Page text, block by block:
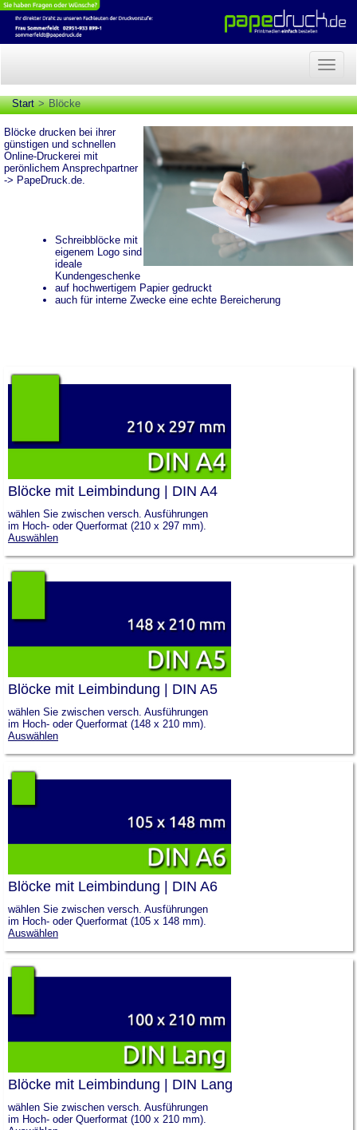
Start Blöcke
Blöcke drucken bei ihrer
günstigen und schnellen
Online-Druckerei mit
perönlichem Ansprechpartner
-> PapeDruck.de
Schreibblöcke mit
eigenem Logo sind
ideale
Kundengeschenke
auf hochwertigem Papier gedruckt
auch für interne Zwecke eine echte Bereicherung
Blöcke mit Leimbindung | DIN A4
wählen Sie zwischen versch. Ausführungen
im Hoch- oder Querformat (210 x 297 mm).
Auswählen
Blöcke mit Leimbindung | DIN A5
wählen Sie zwischen versch. Ausführungen
im Hoch- oder Querformat (148 x 210 mm).
Auswählen
Blöcke mit Leimbindung | DIN A6
wählen Sie zwischen versch. Ausführungen
im Hoch- oder Querformat (105 x 148 mm).
Auswählen
Blöcke mit Leimbindung | DIN Lang
wählen Sie zwischen versch. Ausführungen
im Hoch- oder Querformat (100 x 210 mm).